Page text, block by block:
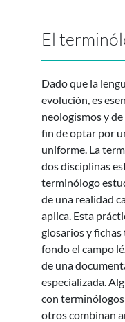
El
Dado que la
evolución, es
neologismos y
fin de optar por
uniforme. La
dos disciplinas
terminólogo
de una realidad
aplica. Esta
glosarios y
fondo el campo
de una
especializada.
con
otros combinan